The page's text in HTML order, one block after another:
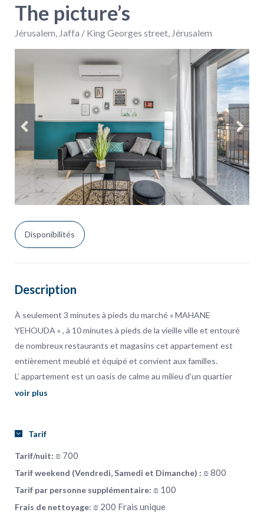
The picture’s
Jérusalem, Jaffa / King Georges street, Jérusalem
Disponibilités
Description
À seulement 3 minutes à pieds du marché « MAHANE
YEHOUDA » , à 10 minutes à pieds de la vieille ville et entouré
de nombreux restaurants et magasins cet appartement est
entièrement meublé et équipé et convient aux familles.
L’ appartement est un oasis de calme au milieu d’un quartier
animé.
d’intérieur local.
Climatiseur dans chaque pièce de l’appartement.
Le logement: L’appartement dispose d’une chambre à coucher,
Idéal pour 4 personnes avec possibilité d’un lit pliant
voir plus
Tarif
Tarif/nuit: ₪ 700
Tarif weekend (Vendredi, Samedi et Dimanche) : ₪ 800
Tarif par personne supplémentaire: ₪ 100
Frais de nettoyage: ₪ 200 Frais unique